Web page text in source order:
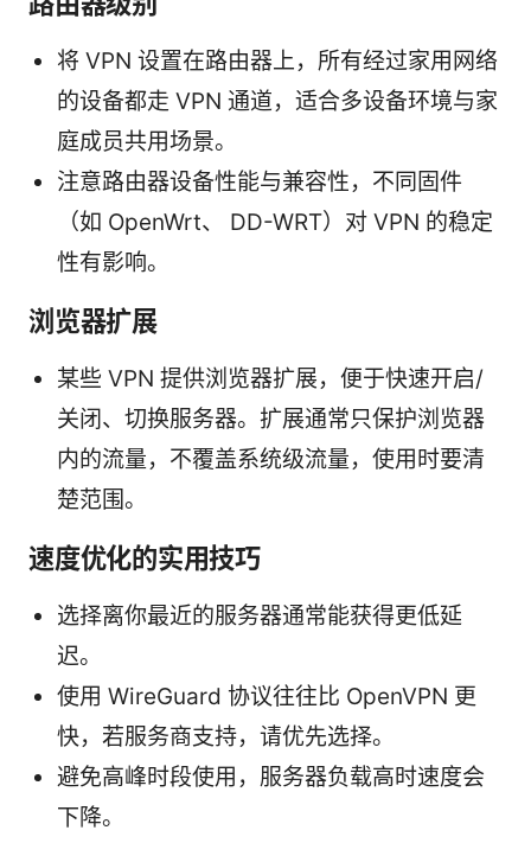
将 VPN 设置在路由器上，所有经过家用网络
的设备都走 VPN 通道，适合多设备环境与家
庭成员共用场景。
注意路由器设备性能与兼容性，不同固件
（如 OpenWrt、 DD-WRT）对 VPN 的稳定
性有影响。
浏览器扩展
某些 VPN 提供浏览器扩展，便于快速开启/
关闭、切换服务器。扩展通常只保护浏览器
内的流量，不覆盖系统级流量，使用时要清
楚范围。
速度优化的实用技巧
选择离你最近的服务器通常能获得更低延
迟。
使用 WireGuard 协议往往比 OpenVPN 更
快，若服务商支持，请优先选择。
避免高峰时段使用，服务器负载高时速度会
下降。